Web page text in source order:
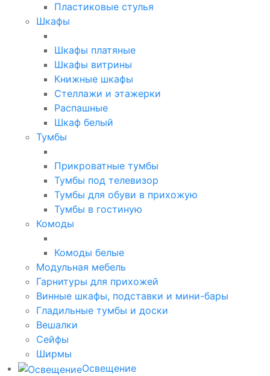
Пластиковые стулья
Шкафы
Шкафы платяные
Шкафы витрины
Книжные шкафы
Стеллажи и этажерки
Распашные
Шкаф белый
Тумбы
Прикроватные тумбы
Тумбы под телевизор
Тумбы для обуви в прихожую
Тумбы в гостиную
Комоды
Комоды белые
Модульная мебель
Гарнитуры для прихожей
Винные шкафы, подставки и мини-бары
Гладильные тумбы и доски
Вешалки
Сейфы
Ширмы
Освещение